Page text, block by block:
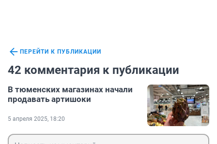
ПЕРЕЙТИ К ПУБЛИКАЦИИ
42 комментария к публикации
В тюменских магазинах начали
продавать артишоки
5 апреля 2025, 18:20